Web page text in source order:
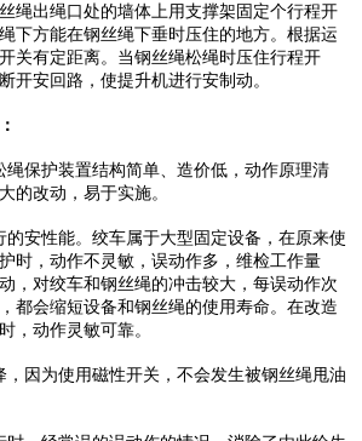
绳出绳口处的墙体上用支撑架固定个行程开
下方能在钢丝绳下垂时压住的地方。根据运
关有定距离。当钢丝绳松绳时压住行程开
开安回路，使提升机进行安制动。
保护装置结构简单、造价低，动作原理清
的改动，易于实施。
安性能。绞车属于大型固定设备，在原来使
时，动作不灵敏，误动作多，维检工作量
，对绞车和钢丝绳的冲击较大，每误动作次
都会缩短设备和钢丝绳的使用寿命。在改造
，动作灵敏可靠。
因为使用磁性开关，不会发生被钢丝绳甩油